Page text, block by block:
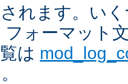
れます。い
フォーマット
は